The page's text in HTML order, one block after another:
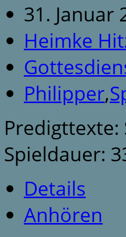
31. Januar
Heimke
Philipper,
Predigttexte:
Spieldauer:
Details
Anhören